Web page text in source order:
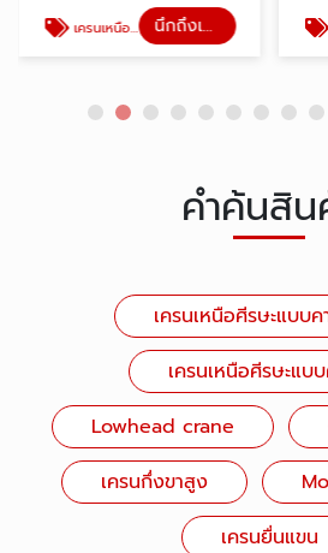
เครนเหนือศีรษะแบบคานคู่ นึกถึงเครน คิดถึงแสนพัน
คำค้นสิน
เครนเหนือศีรษะแบบ
เครนเหนือศีรษะแบ
Lowhead crane
เครนกึ่งขาสูง
เครนยื่นแขน